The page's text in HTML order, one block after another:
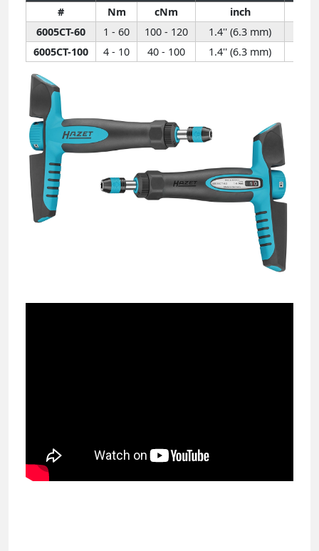
# Nm cNm
inch
6005CT-60
1 - 60 100 - 120
1.4'' (6.3 mm)
6005CT-100
4 - 10 40 - 100 1.4'' (6.3 mm)